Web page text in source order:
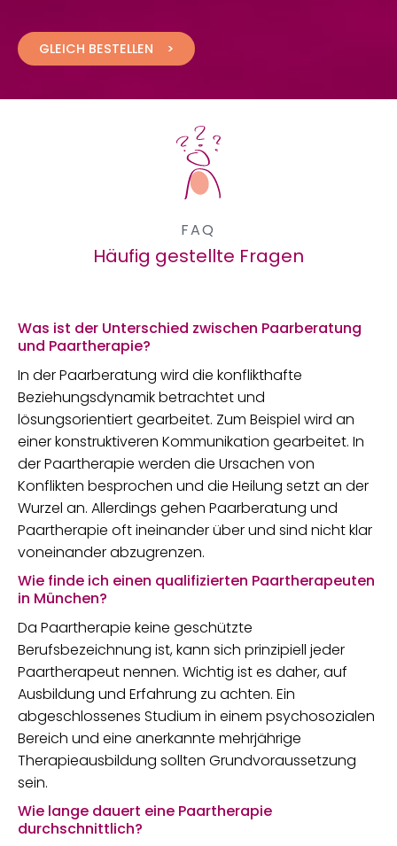
GLEICH BESTELLEN
FAQ
Häufig gestellte Fragen
Was ist der Unterschied zwischen Paarberatung
und Paartherapie?
In der Paarberatung wird die konflikthafte
Beziehungsdynamik betrachtet und
lösungsorientiert gearbeitet. Zum Beispiel wird an
einer konstruktiveren Kommunikation gearbeitet. In
der Paartherapie werden die Ursachen von
Konflikten besprochen und die Heilung setzt an der
Wurzel an. Allerdings gehen Paarberatung und
Paartherapie oft ineinander über und sind nicht klar
voneinander abzugrenzen.
Wie finde ich einen qualifizierten Paartherapeuten
in München?
Da Paartherapie keine geschützte
Berufsbezeichnung ist, kann sich prinzipiell jeder
Paartherapeut nennen. Wichtig ist es daher, auf
Ausbildung und Erfahrung zu achten. Ein
abgeschlossenes Studium in einem psychosozialen
Bereich und eine anerkannte mehrjährige
Therapieausbildung sollten Grundvoraussetzung
sein.
Wie lange dauert eine Paartherapie
durchschnittlich?